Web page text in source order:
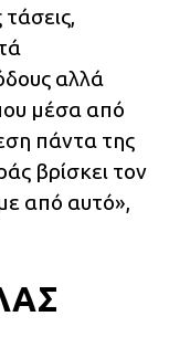
αλλά
μέσα από
πάντα της
βρίσκει τον
από αυτό»,